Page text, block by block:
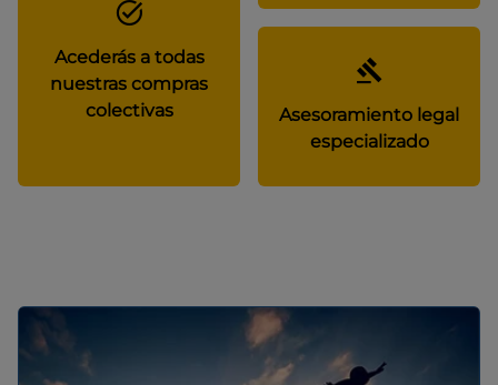
Acederás a todas
nuestras compras
colectivas
Asesoramiento legal
especializado